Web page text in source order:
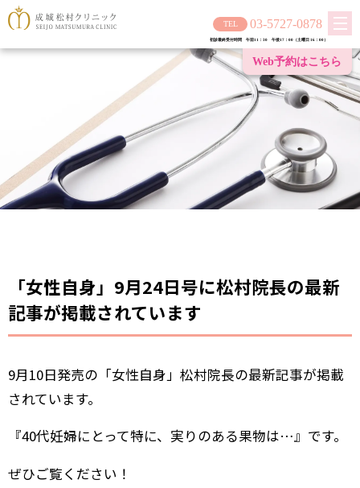
Web予約はこちら
03-5727-0878
初診最終受付時間 午前11：30 午後17：00（土曜日 16：00）
「女性自身」9月24日号に松村院長の最新
記事が掲載されています
9月10日発売の「女性自身」松村院長の最新記事が掲載
されています。
『40代妊婦にとって特に、実りのある果物は…』です。
ぜひご覧ください！